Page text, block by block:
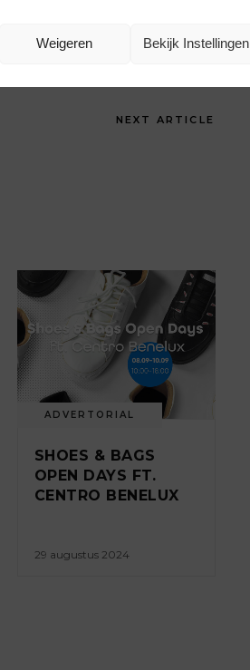
Weigeren Bekijk Instellingen
NEXT ARTICLE
ADVERTORIAL
SHOES & BAGS
OPEN DAYS FT.
CENTRO BENELUX
29 augustus 2024